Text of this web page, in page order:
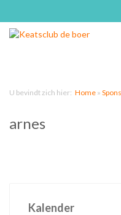
U bevindt zich hier: Home »
arnes
Kalender